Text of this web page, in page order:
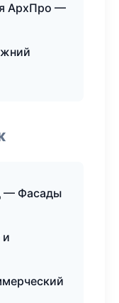
АрхПро —
— Фасады